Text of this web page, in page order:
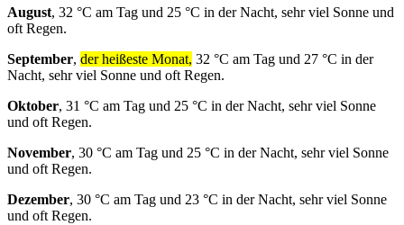
August, 32 °C am Tag und 25 °C in der Nacht, sehr viel Sonne und
oft Regen.
September, der heißeste Monat, 32 °C am Tag und 27 °C in der
Nacht, sehr viel Sonne und oft Regen.
Oktober, 31 °C am Tag und 25 °C in der Nacht, sehr viel Sonne
und oft Regen.
November, 30 °C am Tag und 25 °C in der Nacht, sehr viel Sonne
und oft Regen.
Dezember, 30 °C am Tag und 23 °C in der Nacht, sehr viel Sonne
und oft Regen.